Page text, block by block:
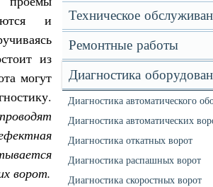
и
из
могут
ворот.
Техническое
Ремонтные работы
Диагностика
Диагностика автоматического
Диагностика автоматических
Диагностика откатных ворот
Диагностика распашных ворот
Диагностика скоростных ворот